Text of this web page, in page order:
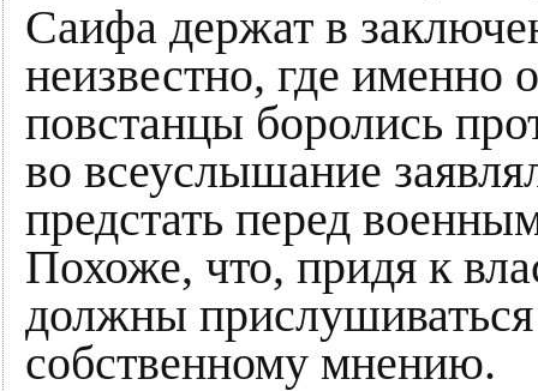
Саифа держат в
неизвестно, где именно
повстанцы боролись
во всеуслышание
предстать перед
Похоже, что, придя к
должны прислушиваться
собственному мнению.